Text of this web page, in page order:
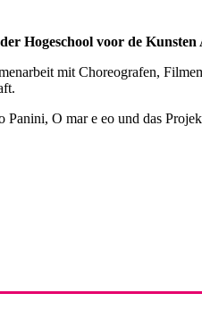
Hogeschool voor de
mit Choreografen,
O mar e eo und das